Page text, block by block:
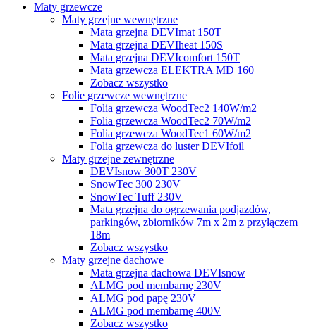
Maty grzewcze
Maty grzejne wewnętrzne
Mata grzejna DEVImat 150T
Mata grzejna DEVIheat 150S
Mata grzejna DEVIcomfort 150T
Mata grzewcza ELEKTRA MD 160
Zobacz wszystko
Folie grzewcze wewnętrzne
Folia grzewcza WoodTec2 140W/m2
Folia grzewcza WoodTec2 70W/m2
Folia grzewcza WoodTec1 60W/m2
Folia grzewcza do luster DEVIfoil
Maty grzejne zewnętrzne
DEVIsnow 300T 230V
SnowTec 300 230V
SnowTec Tuff 230V
Mata grzejna do ogrzewania podjazdów,
parkingów, zbiorników 7m x 2m z przyłączem
18m
Zobacz wszystko
Maty grzejne dachowe
Mata grzejna dachowa DEVIsnow
ALMG pod membarnę 230V
ALMG pod papę 230V
ALMG pod membarnę 400V
Zobacz wszystko